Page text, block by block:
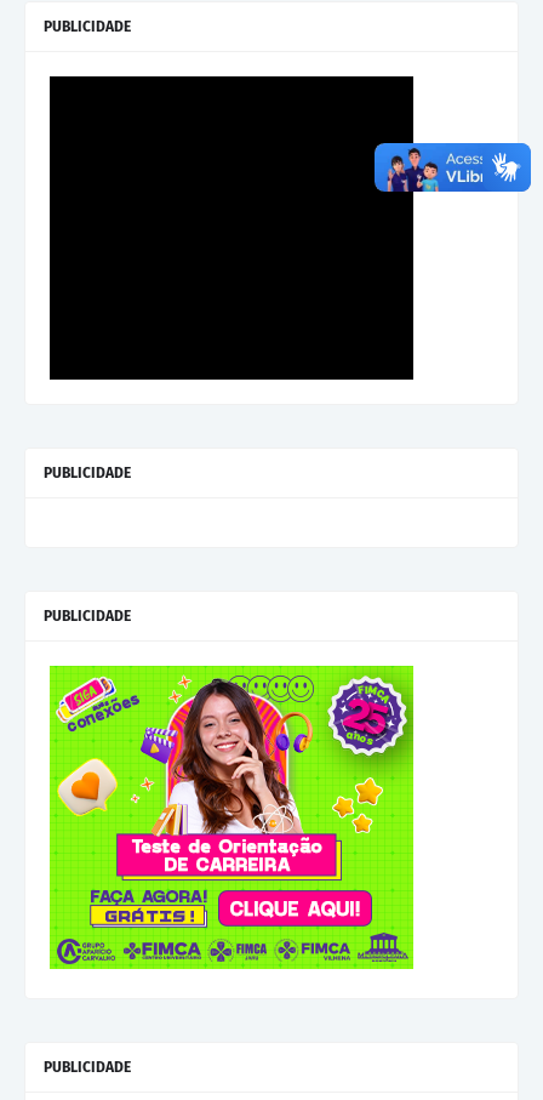
PUBLICIDADE
PUBLICIDADE
PUBLICIDADE
PUBLICIDADE